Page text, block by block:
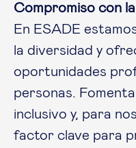
Compromiso con
En ESADE
la diversidad y
oportunidades
personas.
inclusivo y, para
factor clave para